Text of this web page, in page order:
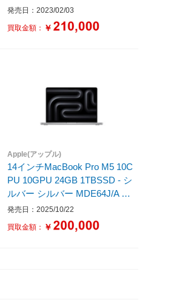
SGY
発売日：2023/02/03
買取金額： ￥
Apple(アップル)
14インチMacBook Pro M5 10C
PU 10GPU 24GB 1TBSSD - シ
ルバー シルバー MDE64J/A ［1
4.2型 /Mac OS /Apple M5 /メモ
リ：24GB /SSD：1TB /無し /日
本語版キーボード /2025年10月
発売日：2025/10/22
買取金額： ￥